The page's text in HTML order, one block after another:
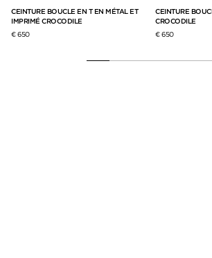
CEINTURE BOUCLE EN T EN MÉTAL ET
IMPRIMÉ CROCODILE
€ 650
CEINTURE
CROCODILE
€ 650